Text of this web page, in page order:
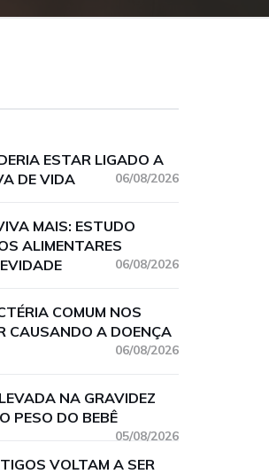
ESTAR LIGADO A
DE VIDA
06/08/2026
MAIS: ESTUDO
ALIMENTARES
06/08/2026
COMUM NOS
CAUSANDO A DOENÇA
06/08/2026
NA GRAVIDEZ
PESO DO BEBÊ
05/08/2026
VOLTAM A SER